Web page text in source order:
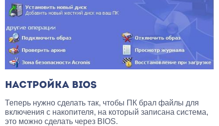
НАСТРОЙКА BIOS
Теперь нужно сделать так, чтобы ПК брал файлы для
включения с накопителя, на который записана система,
это можно сделать через BIOS.